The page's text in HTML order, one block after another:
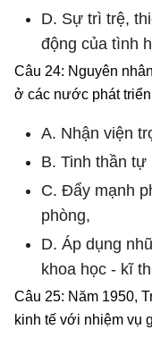
D. Sự trì trệ,
động của tình
Câu 24: Nguyên
ở các nước phát
A. Nhận viện
B. Tinh thần
C. Đẩy mạnh
phòng,
D. Áp dụng
khoa học - kĩ
Câu 25: Năm 1950,
kinh tế với nhiệm vụ